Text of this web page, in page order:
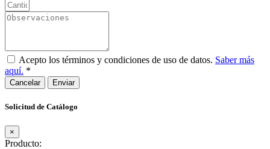
Acepto los términos y condiciones de uso de datos. Saber más
aquí. *
Cancelar
Solicitud de Catálogo
×
Producto: